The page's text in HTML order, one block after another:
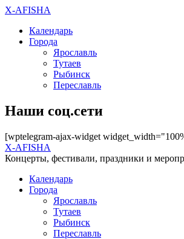
X-AFISHA
Календарь
Города
Ярославль
Тутаев
Рыбинск
Переславль
Наши соц.сети
[wptelegram-ajax-widget
X-AFISHA
Концерты, фестивали, праздники и
Календарь
Города
Ярославль
Тутаев
Рыбинск
Переславль